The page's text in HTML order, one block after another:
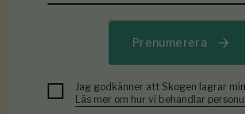
Prenumerera
Jag godkänner att Skogen lagrar
Läs mer om hur vi behandlar